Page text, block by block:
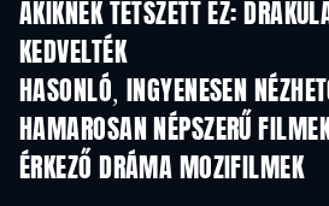
AKIKNEK TETSZETT EZ:
KEDVELTÉK
HASONLÓ, INGYENESEN
HAMAROSAN NÉPSZERŰ
ÉRKEZŐ DRÁMA MOZIFILMEK